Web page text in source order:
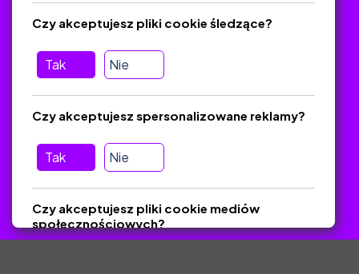
FAQ
wiadomość nie trafiła do folderu SPAM)
Materiały chronione Prawem Autorskim.
Tak Nie
Czy akceptujesz pliki cookie śledzące?
Tak Nie
Czy akceptujesz spersonalizowane reklamy?
Czy akceptujesz pliki cookie mediów
społecznościowych?